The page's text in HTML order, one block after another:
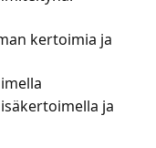
kertoimia ja
ja